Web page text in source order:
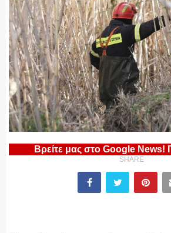
ΟΜΑΔΑ “Ζ”
ΕΚΑΜ
Βρείτε μας στο Google News!
SHARE